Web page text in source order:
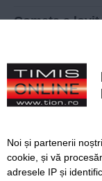
Înapoi
Noi și partenerii
cookie, și vă
adresele IP și